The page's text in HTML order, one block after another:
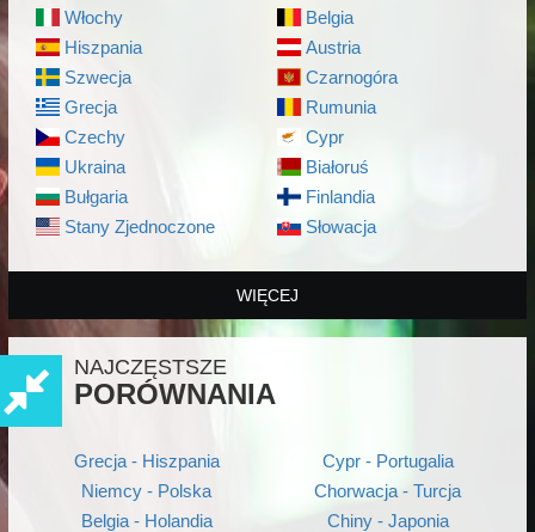
Włochy
Hiszpania
Szwecja
Grecja
Czechy
Ukraina
Bułgaria
Stany Zjednoczone
Belgia
Austria
Czarnogóra
Rumunia
Cypr
Białoruś
Finlandia
Słowacja
WIĘCEJ
NAJCZĘSTSZE
PORÓWNANIA
Grecja - Hiszpania
Niemcy - Polska
Belgia - Holandia
Cypr - Portugalia
Chorwacja - Turcja
Chiny - Japonia